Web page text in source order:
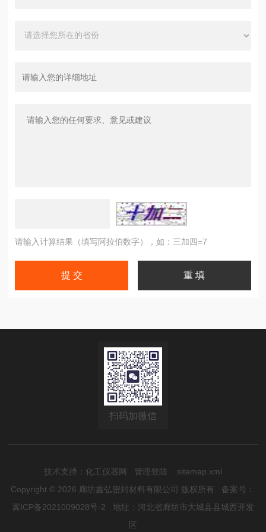
请输入计算结果（填写阿拉伯数字），如：三加四=7
扫码加微信
技术支持： 化工仪器网 管理登陆
sitemap.xml
Copyright © 2026 廊坊鑫弘密封材料有限公司 版权所有 备案号：
冀ICP备2021009028号-2 地址：河北省廊坊市大城县县城西开发
区